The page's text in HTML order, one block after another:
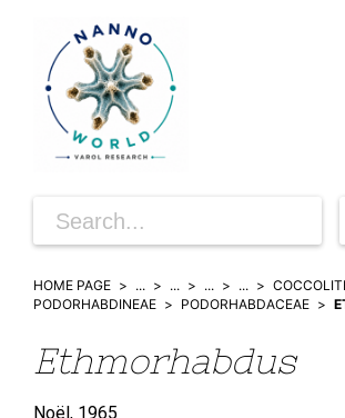
HOME PAGE ... ... ... ...
PODORHABDINEAE
PODORHABDACEAE
Ethmorhabdus
Noël, 1965